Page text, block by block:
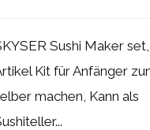
Sushi Maker
Kit für Anfänger
machen, Kann als